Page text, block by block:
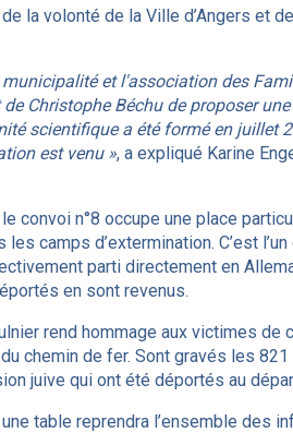
la volonté de la Ville d’Angers et
et l'association des
Christophe Béchu de proposer
scientifique a été formé en juillet
est venu », a expliqué Karine
convoi n°8 occupe une place
camps d’extermination. C’est
parti directement en
en sont revenus.
rend hommage aux victimes
chemin de fer. Sont gravés les
juive qui ont été déportés au
table reprendra l’ensemble des